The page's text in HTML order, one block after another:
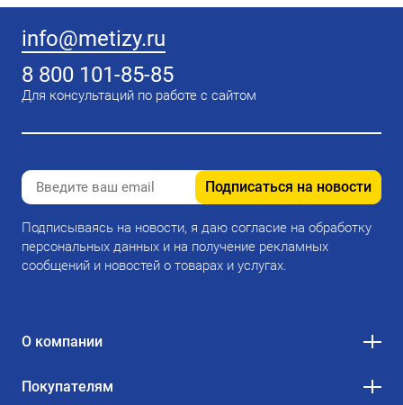
info@metizy.ru
8 800 101-85-85
Для консультаций по работе с сайтом
Подписаться на новости
Подписываясь на новости, я даю согласие на обработку
персональных данных и на получение рекламных
сообщений и новостей о товарах и услугах.
О компании
Покупателям